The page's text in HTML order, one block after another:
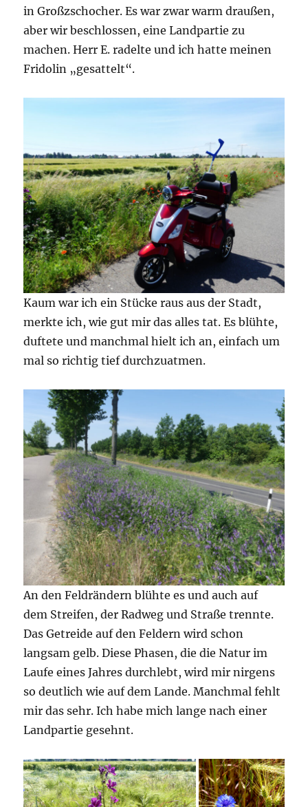
in Großzschocher. Es war zwar warm draußen,
aber wir beschlossen, eine Landpartie zu
machen. Herr E. radelte und ich hatte meinen
Fridolin „gesattelt“.
Kaum war ich ein Stücke raus aus der Stadt,
merkte ich, wie gut mir das alles tat. Es blühte,
duftete und manchmal hielt ich an, einfach um
mal so richtig tief durchzuatmen.
An den Feldrändern blühte es und auch auf
dem Streifen, der Radweg und Straße trennte.
Das Getreide auf den Feldern wird schon
langsam gelb. Diese Phasen, die die Natur im
Laufe eines Jahres durchlebt, wird mir nirgens
so deutlich wie auf dem Lande. Manchmal fehlt
mir das sehr. Ich habe mich lange nach einer
Landpartie gesehnt.